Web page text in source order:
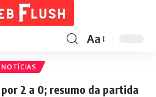
Aa
NOTÍCIAS
2 a 0; resumo da partida